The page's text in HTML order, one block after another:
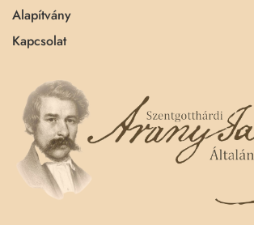
Alapítvány
Kapcsolat